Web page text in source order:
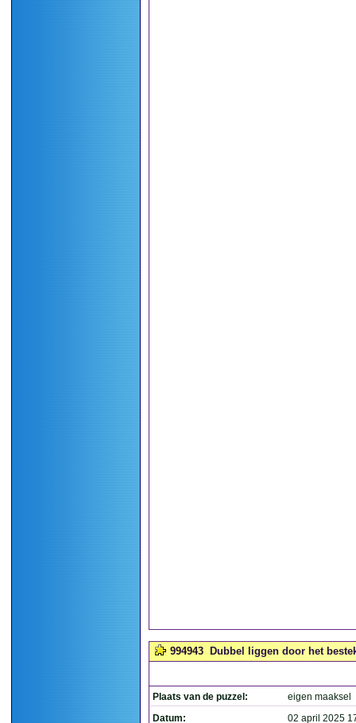
994943 Dubbel liggen door het
Plaats van de puzzel:
eigen maaksel
Datum:
02 april 2025